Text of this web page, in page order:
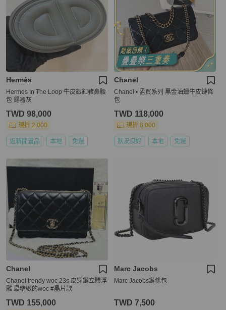
Hermès
Hermes In The Loop 牛皮銀釦豬鼻腰
包 錫器灰
TWD 98,000
現折 2,000
近新閒置品 本地 免運
Chanel
Chanel • 孟買系列 黑金油蠟牛皮鏈條
包
TWD 118,000
現折 8,000
狀況良好 本地 免運
Chanel
Chanel trendy woc 23s 皮穿鏈立體浮
雕 最精緻的woc #晶片款
TWD 155,000
Marc Jacobs
Marc Jacobs鏈條包
TWD 7,500